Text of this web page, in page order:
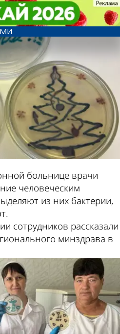
районе врачи
рисованием
больнице врачи
человеческим
из них бактерии,
сотрудников рассказали
минздрава в
районе врачи
рисованием
курсы